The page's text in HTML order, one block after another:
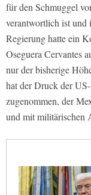
für den Schmuggel
verantwortlich ist
Regierung hatte ein
Oseguera Cervantes
nur der bisherige
hat der Druck der
zugenommen, der
und mit militärischen